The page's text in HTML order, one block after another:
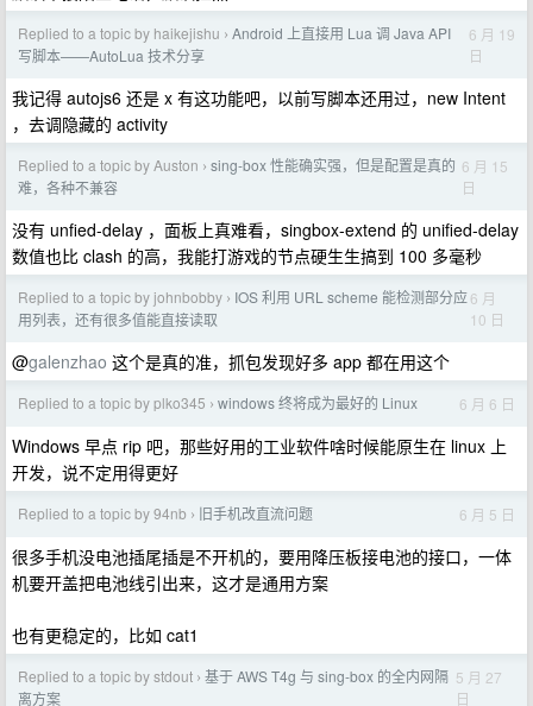
Replied to a topic by haikejishu › Android 上直接用 Lua 调 Java API
写脚本——AutoLua 技术分享
6 月 19
日
我记得 autojs6 还是 x 有这功能吧，以前写脚本还用过，new Intent
，去调隐藏的 activity
Replied to a topic by Auston › sing-box 性能确实强，但是配置是真的
难，各种不兼容
6 月 15
日
没有 unfied-delay ，面板上真难看，singbox-extend 的 unified-delay
数值也比 clash 的高，我能打游戏的节点硬生生搞到 100 多毫秒
Replied to a topic by johnbobby › IOS 利用 URL scheme 能检测部分应
用列表，还有很多值能直接读取
6 月
10 日
@galenzhao 这个是真的准，抓包发现好多 app 都在用这个
Replied to a topic by plko345 › windows 终将成为最好的 Linux 6 月 6 日
Windows 早点 rip 吧，那些好用的工业软件啥时候能原生在 linux 上
开发，说不定用得更好
Replied to a topic by 94nb › 旧手机改直流问题 6 月 5 日
很多手机没电池插尾插是不开机的，要用降压板接电池的接口，一体
机要开盖把电池线引出来，这才是通用方案
也有更稳定的，比如 cat1
Replied to a topic by stdout › 基于 AWS T4g 与 sing-box 的全内网隔
离方案
5 月 27
日